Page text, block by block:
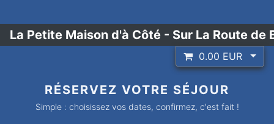
La Petite Maison d'à Côté - Sur La Route de
0.00 EUR
RÉSERVEZ VOTRE SÉJOUR
Simple : choisissez vos dates, confirmez, c'est fait !